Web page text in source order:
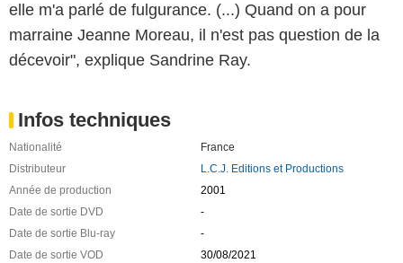
elle m'a parlé de fulgurance. (...) Quand on a pour
marraine Jeanne Moreau, il n'est pas question de la
décevoir", explique Sandrine Ray.
Infos techniques
Nationalité
France
Distributeur
L.C.J. Editions et Productions
Année de production
2001
Date de sortie DVD
-
Date de sortie Blu-ray
-
Date de sortie VOD
30/08/2021